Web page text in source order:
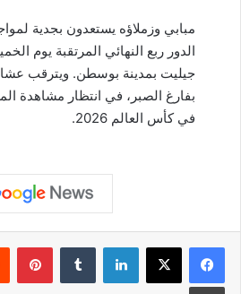
مبابي وزملاؤه يستعدون بجدية
جيليت بمدينة بوسطن. ويترقب
بفارغ الصبر، في انتظار مشاهدة
في كأس العالم 2026.
لينكدإن
طباعة